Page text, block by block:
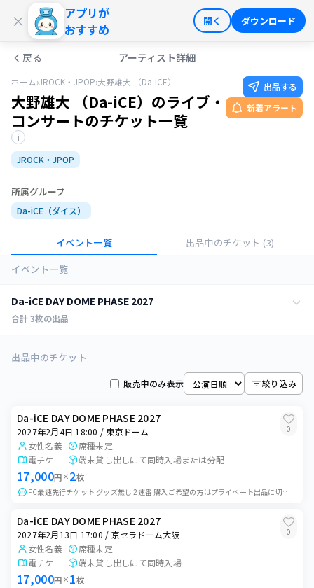
×
アプリが
おすすめ
開く ダウンロード
ログイン 会員登録
戻る アーティスト詳細
ホーム›JROCK・JPOP›大野雄大 （Da-iCE）
大野雄大 （Da-iCE）のライブ・
コンサートのチケット一覧
i
JROCK・JPOP
出品する
新着アラート
所属グループ
Da-iCE（ダイス）
イベント一覧 出品中のチケット (3)
イベント一覧
Da-iCE DAY DOME PHASE 2027
合計3枚の出品
東京ドーム 他
1枚
2027年2月13日 17:00
京セラドーム大阪
枚
2027年2月14日 15:00
京セラドーム大阪
出品中のチケット
販売中のみ表示 絞り込み
Da-iCE DAY DOME PHASE 2027
2027年2月4日 18:00 / 東京ドーム 0
女性名義
席種未定
電チケ
端末貸し出しにて同時入場または分配
17,000円 × 2枚
FC最速先行チケット グッズ無し 2連番 購入ご希望の方はプライベート出品に切り替えますのでコメントお願いいたします FC非会員の方でも購入可能 端末貸し出しに...
Da-iCE DAY DOME PHASE 2027
2027年2月13日 17:00 / 京セラドーム大阪 0
女性名義
席種未定
電チケ
端末貸し出しにて同時入場
17,000円 × 1枚